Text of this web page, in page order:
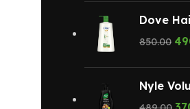
Dove
850.00
Nyle